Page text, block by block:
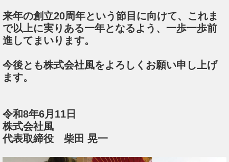
来年の創立20周年という節目に向けて、これま
で以上に実りある一年となるよう、一歩一歩前
進してまいります。
今後とも株式会社風をよろしくお願い申し上げ
ます。
令和8年6月11日
株式会社風
代表取締役 柴田 晃一